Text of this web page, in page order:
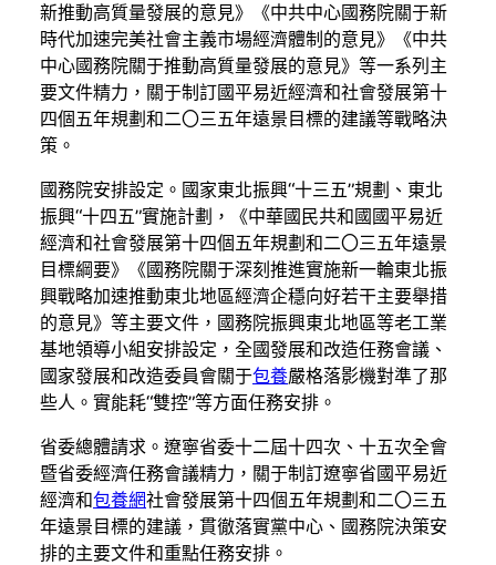
新推動高質量發展的意見》《中共中心國務院關于新
時代加速完美社會主義市場經濟體制的意見》《中共
中心國務院關于推動高質量發展的意見》等一系列主
要文件精力，關于制訂國平易近經濟和社會發展第十
四個五年規劃和二〇三五年遠景目標的建議等戰略決
策。
國務院安排設定。國家東北振興“十三五”規劃、東北
振興“十四五”實施計劃，《中華國民共和國國平易近
經濟和社會發展第十四個五年規劃和二〇三五年遠景
目標綱要》《國務院關于深刻推進實施新一輪東北振
興戰略加速推動東北地區經濟企穩向好若干主要舉措
的意見》等主要文件，國務院振興東北地區等老工業
基地領導小組安排設定，全國發展和改造任務會議、
國家發展和改造委員會關于包養嚴格落影機對準了那
些人。實能耗“雙控”等方面任務安排。
省委總體請求。遼寧省委十二屆十四次、十五次全會
暨省委經濟任務會議精力，關于制訂遼寧省國平易近
經濟和包養網社會發展第十四個五年規劃和二〇三五
年遠景目標的建議，貫徹落實黨中心、國務院決策安
排的主要文件和重點任務安排。